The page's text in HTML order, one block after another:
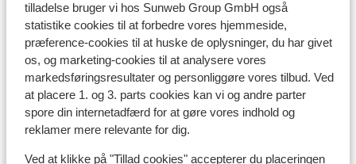
tilladelse bruger vi hos Sunweb Group GmbH også
statistike cookies til at forbedre vores hjemmeside,
præference-cookies til at huske de oplysninger, du har givet
os, og marketing-cookies til at analysere vores
markedsføringsresultater og personliggøre vores tilbud. Ved
at placere 1. og 3. parts cookies kan vi og andre parter
spore din internetadfærd for at gøre vores indhold og
reklamer mere relevante for dig.
Ved at klikke på "Tillad cookies" accepterer du placeringen
I området
Afstand til stranden ca. 950 meter (sandstrand,
liggestole (mod betaling) , parasol (mod betaling) )
I udkanten af centrum
Afstand til centrum: ca. 800 meter
Afstand til det gamle centrum rethymnon old
town: ca. 1,5 kilometer
Afstand til lufthavn ca. 75 kilometer